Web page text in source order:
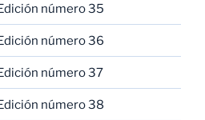
número 35
número 36
número 37
número 38